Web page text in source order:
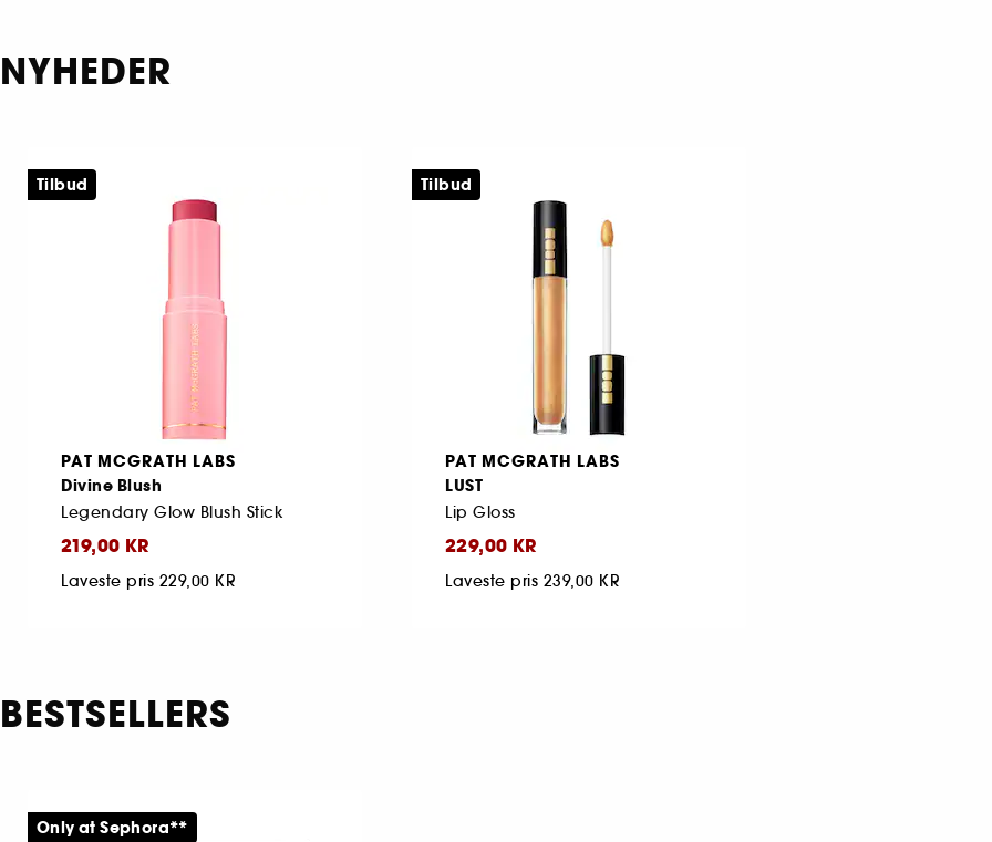
NYHEDER
PAT MCGRATH LABS
Divine Blush
Legendary Glow Blush Stick
219,00 KR
Laveste pris 229,00 KR
Tilbud
PAT MCGRATH LABS
LUST
Lip Gloss
229,00 KR
Laveste pris 239,00 KR
Tilbud
BESTSELLERS
Only at Sephora**